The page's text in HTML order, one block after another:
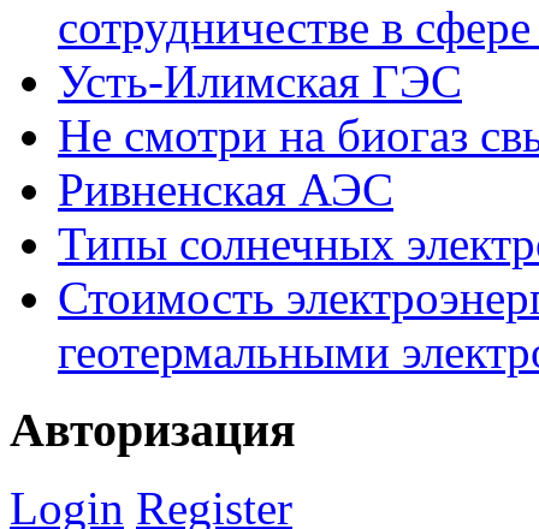
сотрудничестве в
Усть-Илимская ГЭС
Не смотри на биогаз
Ривненская АЭС
Типы солнечных
Стоимость
геотермальными
Авторизация
Login Register